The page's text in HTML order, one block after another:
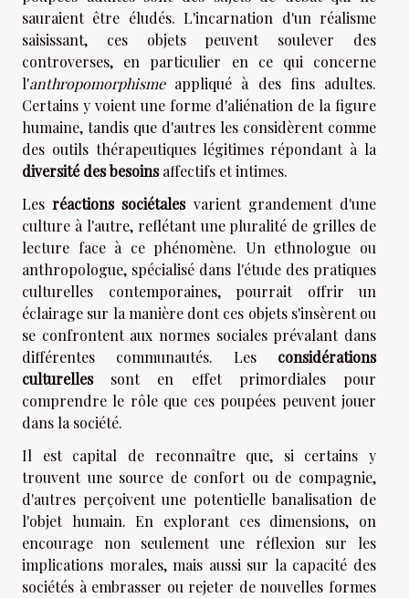
sauraient être éludés. L'incarnation d'un réalisme
saisissant, ces objets peuvent soulever des
controverses, en particulier en ce qui concerne
l'anthropomorphismeappliqué à des fins adultes.
Certains y voient une forme d'aliénation de la figure
humaine, tandis que d'autres les considèrent comme
des outils thérapeutiques légitimes répondant à la
diversité des besoinsaffectifs et intimes.
Lesréactions sociétalesvarient grandement d'une
culture à l'autre, reflétant une pluralité de grilles de
lecture face à ce phénomène. Un ethnologue ou
anthropologue, spécialisé dans l'étude des pratiques
culturelles contemporaines, pourrait offrir un
éclairage sur la manière dont ces objets s'insèrent ou
se confrontent aux normes sociales prévalant dans
différentes communautés. Les considérations
culturellessont en effet primordiales pour
comprendre le rôle que ces poupées peuvent jouer
dans la société.
Il est capital de reconnaître que, si certains y
trouvent une source de confort ou de compagnie,
d'autres perçoivent une potentielle banalisation de
l'objet humain. En explorant ces dimensions, on
encourage non seulement une réflexion sur les
implications morales, mais aussi sur la capacité des
sociétés à embrasser ou rejeter de nouvelles formes